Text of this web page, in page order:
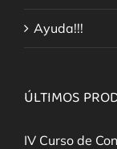
Ayuda!!!
ÚLTIMOS
IV Curso de